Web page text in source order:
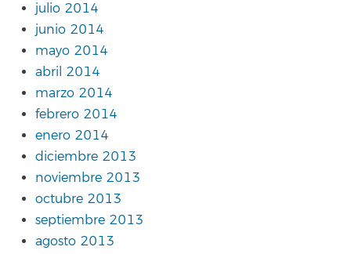
julio 2014
junio 2014
mayo 2014
abril 2014
marzo 2014
febrero 2014
enero 2014
diciembre 2013
noviembre 2013
octubre 2013
septiembre 2013
agosto 2013